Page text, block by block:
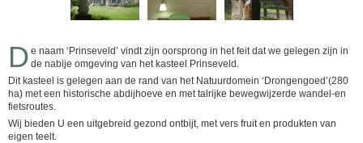
D e naam ‘Prinseveld’ vindt zijn oorsprong in het feit dat we gelegen zijn in
de nabije omgeving van het kasteel Prinseveld.
Dit kasteel is gelegen aan de rand van het Natuurdomein ‘Drongengoed’(280
ha) met een historische abdijhoeve en met talrijke bewegwijzerde wandel-en
fietsroutes.
Wij bieden U een uitgebreid gezond ontbijt, met vers fruit en produkten van
eigen teelt.